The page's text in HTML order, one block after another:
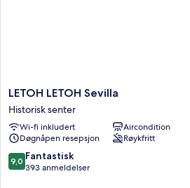
LETOH
LETOH
Sevilla
Historisk
senter
LETOH LETOH Sevilla
Historisk senter
Wi-fi inkludert
Aircondition
Døgnåpen resepsjon
Røykfritt
9.0
av
9,0 Fantastisk
393 anmeldelser